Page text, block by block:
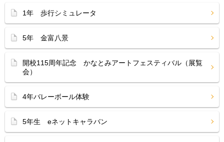
1年 歩行シミュレータ
5年 金富八景
開校115周年記念 かなとみアートフェスティバル（展覧
会）
4年バレーボール体験
5年生 eネットキャラバン